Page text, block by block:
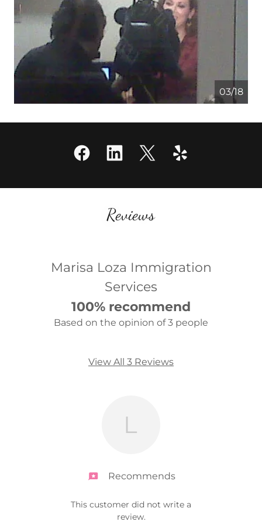
04/18
Reviews
Marisa Loza Immigration
Services
100% recommend
Based on the opinion of 3 people
View All 3 Reviews
L
Recommends
This customer did not write a
review.